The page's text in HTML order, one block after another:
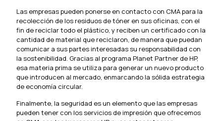
Las empresas pueden ponerse en contacto con CMA para la
recolección de los residuos de tóner en sus oficinas, con el
fin de reciclar todo el plástico, y reciben un certificado con la
cantidad de material que reciclaron, de manera que puedan
comunicar a sus partes interesadas su responsabilidad con
la sostenibilidad. Gracias al programa Planet Partner de HP,
esa materia prima se utiliza para generar un nuevo producto
que introducen al mercado, enmarcando la sólida estrategia
de economía circular.
Finalmente, la seguridad es un elemento que las empresas
pueden tener con los servicios de impresión que ofrecemos